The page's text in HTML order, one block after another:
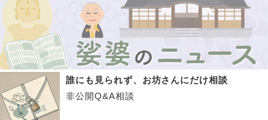
誰にも見られず、お坊さんにだけ相談
非公開Q&A相談